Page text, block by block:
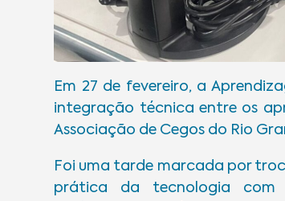
Em 27 de fevereiro, a
integração técnica entre os
Associação de Cegos do Rio
Foi uma tarde marcada por
prática da tecnologia com